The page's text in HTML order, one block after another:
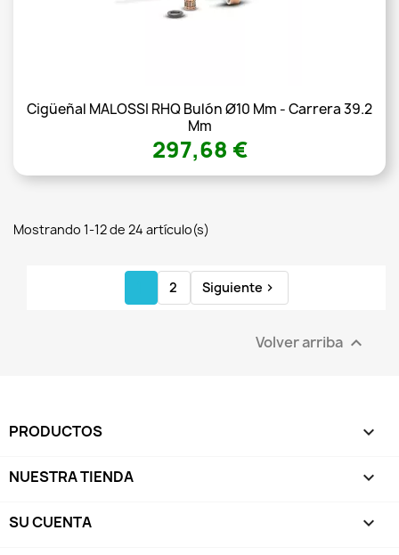
Cigüeñal MALOSSI RHQ Bulón Ø10 Mm - Carrera 39.2
Mm
297,68 €
Mostrando 1-12 de 24 artículo(s)
2 Siguiente 
Volver arriba 
PRODUCTOS 
NUESTRA TIENDA 
SU CUENTA 